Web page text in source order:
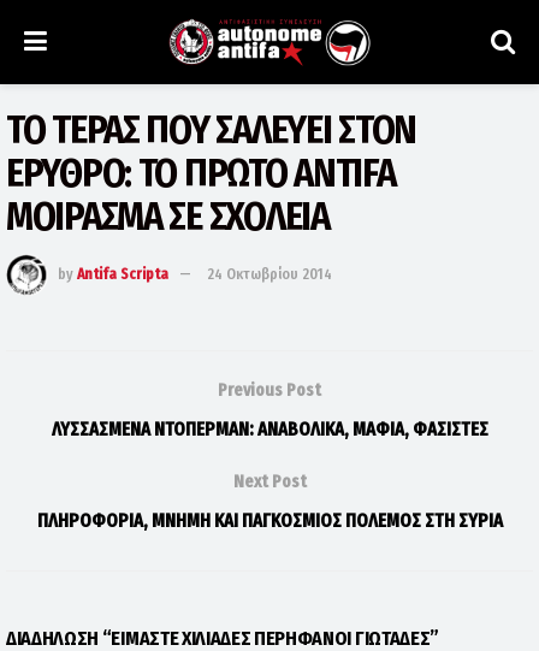
ΤΟ ΤΕΡΑΣ ΠΟΥ ΣΑΛΕΥΕΙ ΣΤΟΝ
ΕΡΥΘΡΟ: ΤΟ ΠΡΩΤΟ ANTIFA
ΜΟΙΡΑΣΜΑ ΣΕ ΣΧΟΛΕΙΑ
by Antifa Scripta 24 Οκτωβρίου 2014
Previous Post
ΛΥΣΣΑΣΜΕΝΑ ΝΤΟΠΕΡΜΑΝ: ΑΝΑΒΟΛΙΚΑ, ΜΑΦΙΑ, ΦΑΣΙΣΤΕΣ
Next Post
ΠΛΗΡΟΦΟΡΙΑ, ΜΝΗΜΗ ΚΑΙ ΠΑΓΚΟΣΜΙΟΣ ΠΟΛΕΜΟΣ ΣΤΗ ΣΥΡΙΑ
ΔΙΑΔΗΛΩΣΗ “ΕΙΜΑΣΤΕ ΧΙΛΙΑΔΕΣ ΠΕΡΗΦΑΝΟΙ ΓΙΩΤΑΔΕΣ”